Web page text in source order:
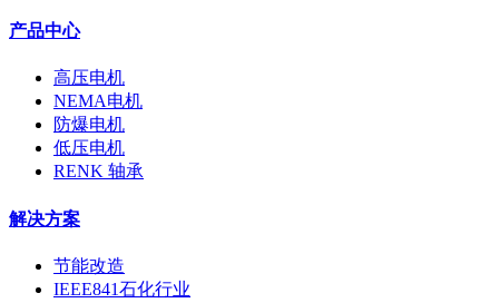
产品中心
高压电机
NEMA电机
防爆电机
低压电机
RENK 轴承
解决方案
节能改造
IEEE841石化行业